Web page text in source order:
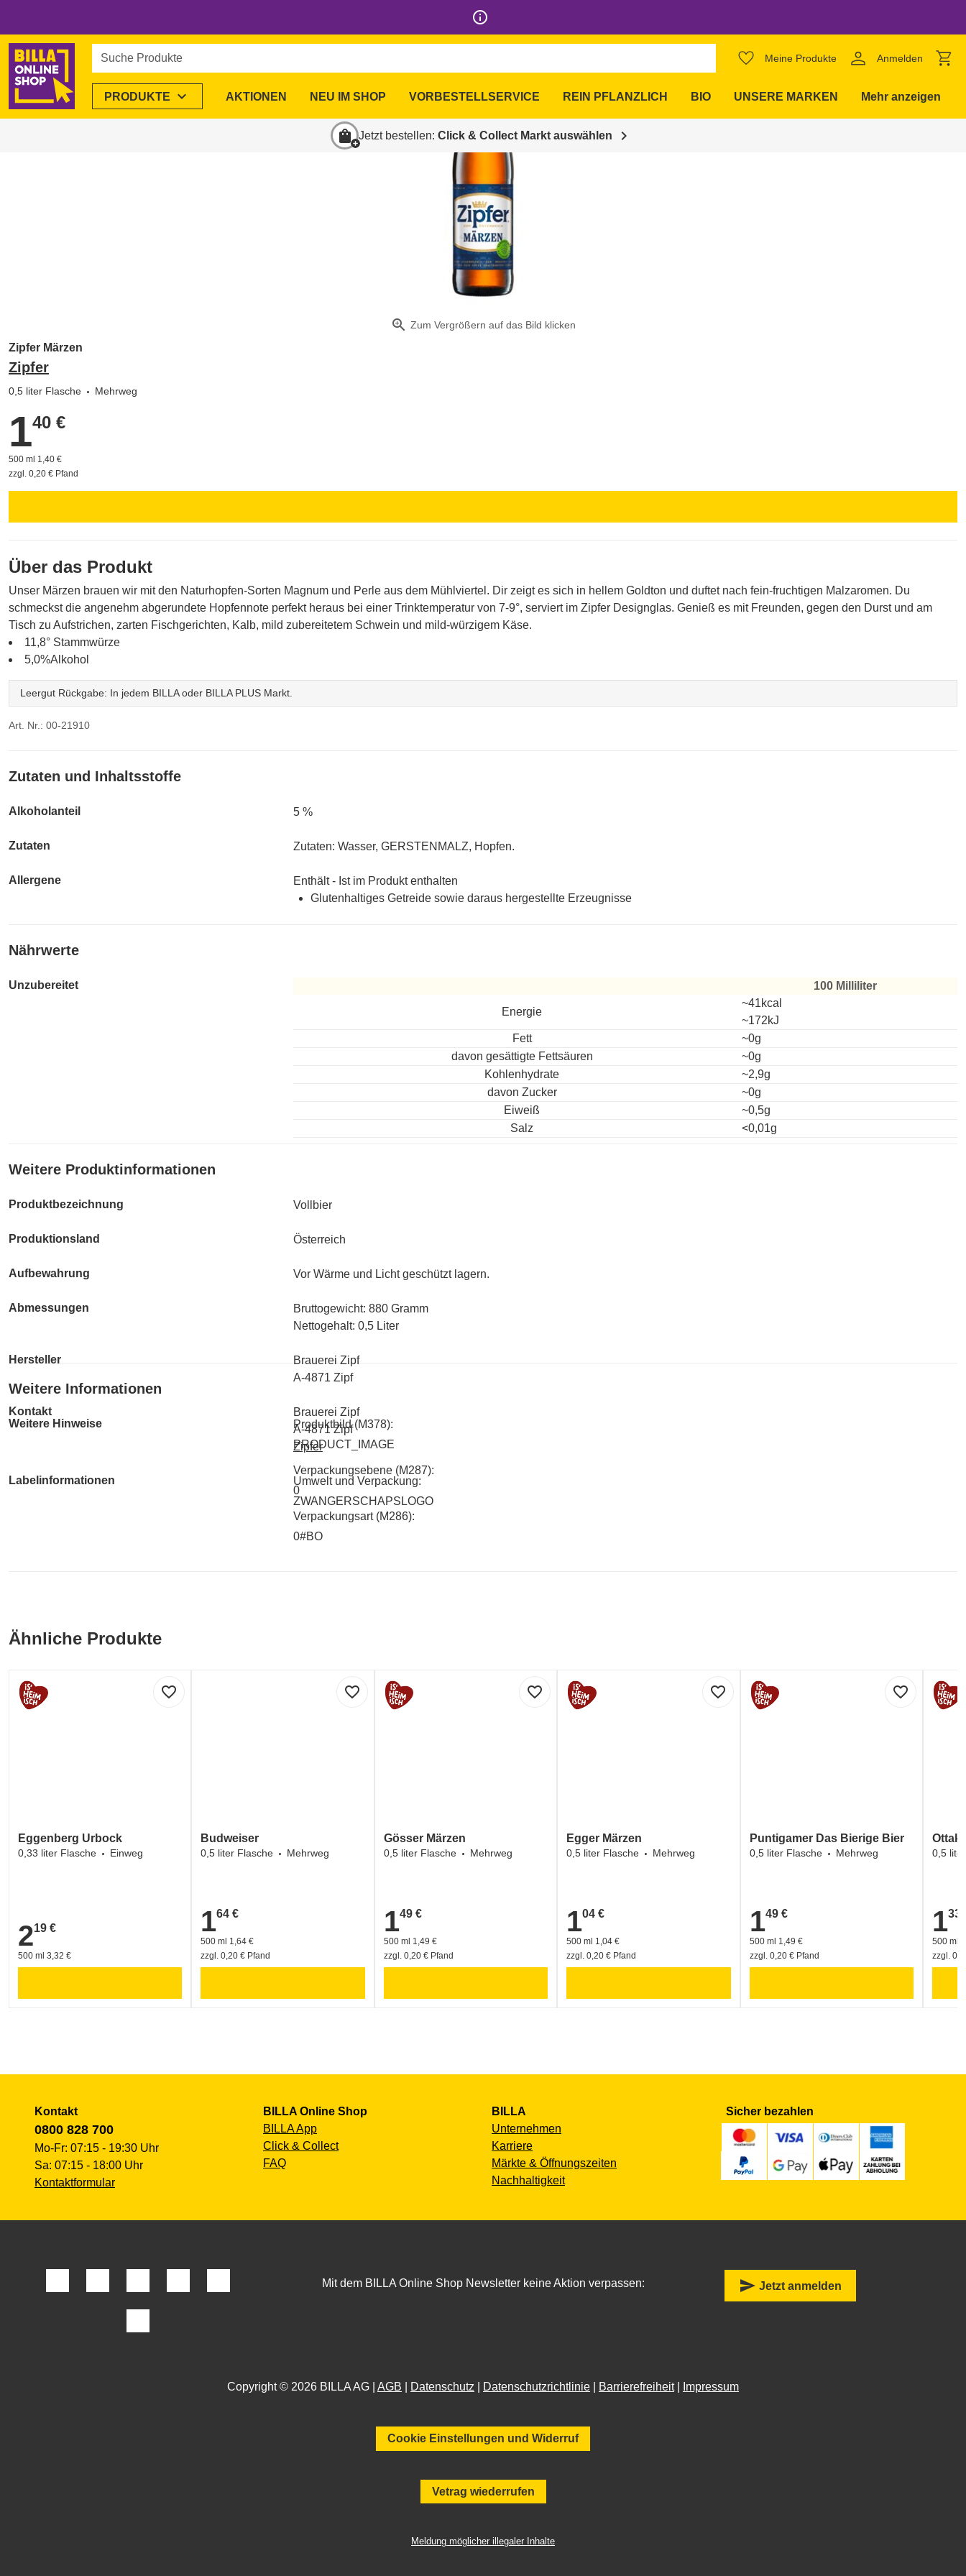
info_outline
Suche Produkte
Meine Produkte Anmelden
PRODUKTE expand_more AKTIONEN NEU IM SHOP VORBESTELLSERVICE REIN PFLANZLICH BIO UNSERE MARKEN Mehr anzeigen
shopping_bag Jetzt bestellen: Click & Collect Markt auswählen chevron_right
favorite_border
zoom_in Zum Vergrößern auf das Bild klicken
Zipfer Märzen
Zipfer
0,5 liter Flasche Mehrweg
1,40 €
140 €
500 ml 1,40 €
zzgl. 0,20 € Pfand
Über das Produkt
Unser Märzen brauen wir mit den Naturhopfen-Sorten Magnum und Perle aus dem Mühlviertel. Dir zeigt es sich in hellem Goldton und duftet nach fein-fruchtigen Malzaromen. Du
schmeckst die angenehm abgerundete Hopfennote perfekt heraus bei einer Trinktemperatur von 7-9°, serviert im Zipfer Designglas. Genieß es mit Freunden, gegen den Durst und am
Tisch zu Aufstrichen, zarten Fischgerichten, Kalb, mild zubereitetem Schwein und mild-würzigem Käse.
11,8° Stammwürze
5,0%Alkohol
Leergut Rückgabe: In jedem BILLA oder BILLA PLUS Markt.
Art. Nr.: 00-21910
Zutaten und Inhaltsstoffe
Alkoholanteil 5 %
Zutaten Zutaten: Wasser, GERSTENMALZ, Hopfen.
Allergene
Enthält - Ist im Produkt enthalten
Glutenhaltiges Getreide sowie daraus hergestellte Erzeugnisse
Nährwerte
Unzubereitet
100 Milliliter
Energie
~41kcal
~172kJ
Fett
~0g
davon gesättigte Fettsäuren
~0g
Kohlenhydrate
~2,9g
davon Zucker
~0g
Eiweiß
~0,5g
Salz
<0,01g
Weitere Produktinformationen
Produktbezeichnung Vollbier
Produktionsland Österreich
Aufbewahrung Vor Wärme und Licht geschützt lagern.
Abmessungen
Bruttogewicht: 880 Gramm
Nettogehalt: 0,5 Liter
Hersteller
Brauerei Zipf
A-4871 Zipf
Kontakt
Brauerei Zipf
A-4871 Zipf
Zipfer
Labelinformationen
Umwelt und Verpackung:
ZWANGERSCHAPSLOGO
Weitere Informationen
Weitere Hinweise
Produktbild (M378):
PRODUCT_IMAGE
Verpackungsebene (M287):
0
Verpackungsart (M286):
0#BO
Ähnliche Produkte
favorite_border
Eggenberg Urbock
0,33 liter Flasche Einweg
2,19 €
219 €
500 ml 3,32 €
favorite_border
Budweiser
0,5 liter Flasche Mehrweg
1,64 €
164 €
500 ml 1,64 €
zzgl. 0,20 € Pfand
favorite_border
Gösser Märzen
0,5 liter Flasche Mehrweg
1,49 €
149 €
500 ml 1,49 €
zzgl. 0,20 € Pfand
favorite_border
Egger Märzen
0,5 liter Flasche Mehrweg
1,04 €
104 €
500 ml 1,04 €
zzgl. 0,20 € Pfand
favorite_border
Puntigamer Das Bierige Bier
0,5 liter Flasche Mehrweg
1,49 €
149 €
500 ml 1,49 €
zzgl. 0,20 € Pfand
0,5
1,33 €
133
500 ml
zzgl.
Kontakt
0800 828 700
Mo-Fr: 07:15 - 19:30 Uhr
Sa: 07:15 - 18:00 Uhr
Kontaktformular
BILLA Online Shop
BILLA App
Click & Collect
FAQ
BILLA
Unternehmen
Karriere
Märkte & Öffnungszeiten
Nachhaltigkeit
Sicher bezahlen
Mit dem BILLA Online Shop Newsletter keine Aktion verpassen: send Jetzt anmelden
Copyright © 2026 BILLA AG | AGB Datenschutz Datenschutzrichtlinie Barrierefreiheit| Impressum
Cookie Einstellungen und Widerruf
Vetrag wiederrufen
Meldung möglicher illegaler Inhalte